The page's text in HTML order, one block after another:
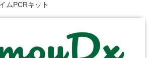
ムPCRキット